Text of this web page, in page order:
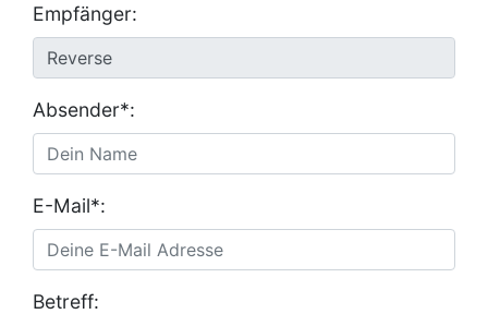
Empfänger:
Absender*:
E-Mail*:
Betreff: